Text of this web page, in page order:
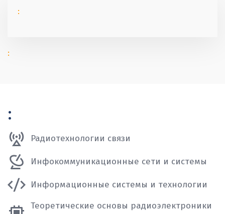
:
:
:
Радиотехнологии связи
Инфокоммуникационные сети и системы
Информационные системы и технологии
Теоретические основы радиоэлектроники